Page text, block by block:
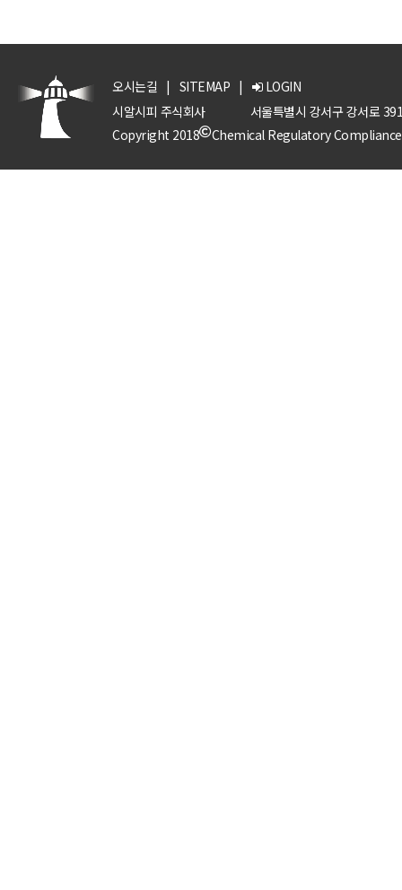
오시는길 | SITEMAP |
LOGIN
시알시피 주식회사
서울특별시 강서구 강서로
Copyright 2018
Chemical Regulatory